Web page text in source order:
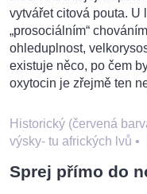
vytvářet citová pouta. U
„prosociálním“
ohleduplnost,
existuje něco, po čem
oxytocin je zřejmě ten
Historický (červená
výsky- tu afrických lvů •
Sprej přímo do